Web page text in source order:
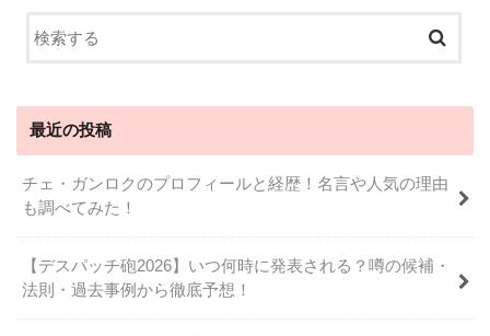
最近の投稿
チェ・ガンロクのプロフィールと経歴！名言や人気の理由
も調べてみた！
【デスパッチ砲2026】いつ何時に発表される？噂の候補・
法則・過去事例から徹底予想！